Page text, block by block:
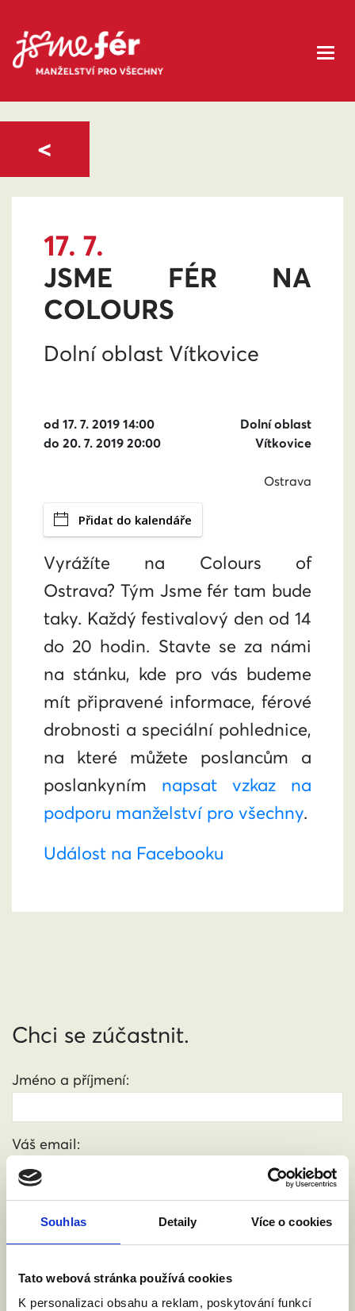
Souhlas Detaily Více o cookies
Tato webová stránka používá cookies
K personalizaci obsahu a reklam, poskytování funkcí
17. 7.
JSME FÉR NA
COLOURS
Dolní oblast Vítkovice
od 17. 7. 2019 14:00
do 20. 7. 2019 20:00
Dolní oblast
Vítkovice
Ostrava
Přidat do kalendáře
Vyrážíte na Colours of
Ostrava? Tým Jsme fér tam bude
taky. Každý festivalový den od 14
do 20 hodin. Stavte se za námi
na stánku, kde pro vás budeme
mít připravené informace, férové
drobnosti a speciální pohlednice,
na které můžete poslancům a
poslankyním napsat vzkaz na
podporu manželství pro všechny.
Událost na Facebooku
<
Chci se zúčastnit.
Jméno a příjmení:
Váš email:
Přijdu s doprovodem.